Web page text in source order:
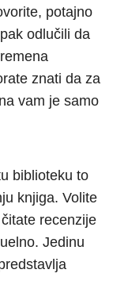
potajno
odlučili da
znati da za
vam je samo
biblioteku to
knjiga. Volite
recenzije
Jedinu